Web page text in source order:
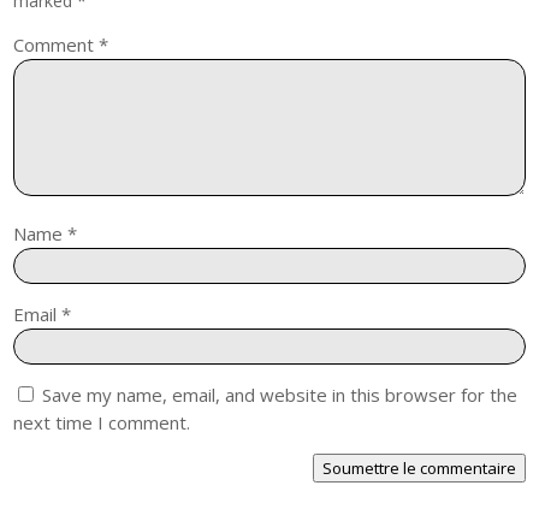
Comment*
Name*
Email*
Save my name, email, and website in this browser for the
next time I comment.
Soumettre le commentaire